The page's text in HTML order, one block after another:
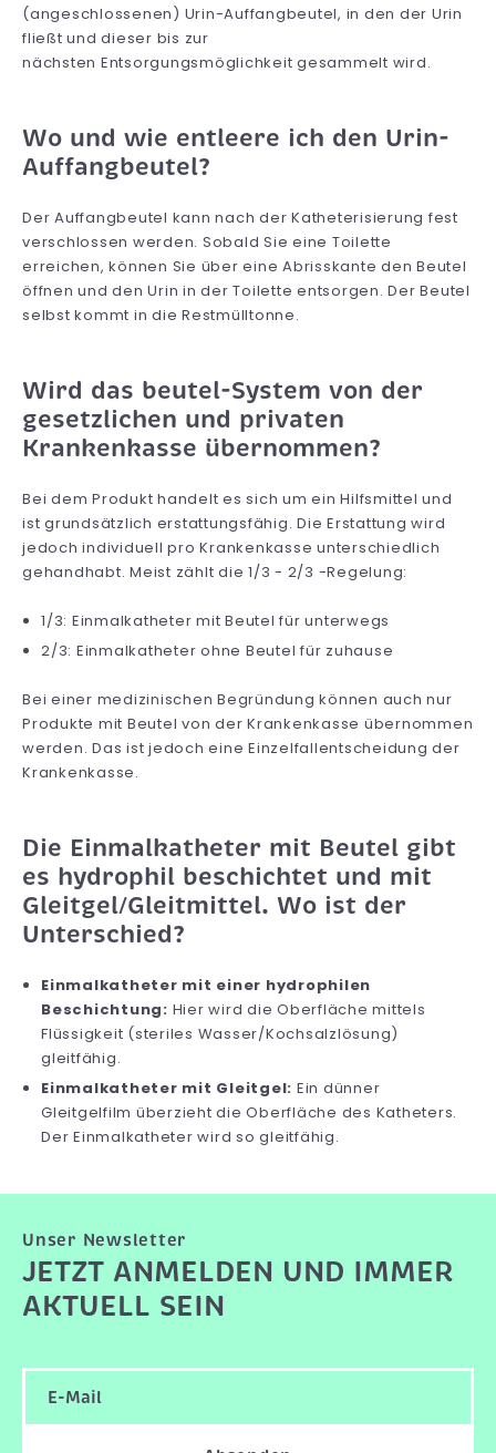
(angeschlossenen) Urin-Auffangbeutel, in den der Urin
fließt und dieser bis zur
nächsten Entsorgungsmöglichkeit gesammelt wird.
Wo und wie entleere ich den Urin-
Auffangbeutel?
Der Auffangbeutel kann nach der Katheterisierung fest
verschlossen werden. Sobald Sie eine Toilette
erreichen, können Sie über eine Abrisskante den Beutel
öffnen und den Urin in der Toilette entsorgen. Der Beutel
selbst kommt in die Restmülltonne.
Wird das beutel-System von der
gesetzlichen und privaten
Krankenkasse übernommen?
Bei dem Produkt handelt es sich um ein Hilfsmittel und
ist grundsätzlich erstattungsfähig. Die Erstattung wird
jedoch individuell pro Krankenkasse unterschiedlich
gehandhabt. Meist zählt die 1/3 - 2/3 -Regelung:
1/3: Einmalkatheter mit Beutel für unterwegs
2/3: Einmalkatheter ohne Beutel für zuhause
Bei einer medizinischen Begründung können auch nur
Produkte mit Beutel von der Krankenkasse übernommen
werden. Das ist jedoch eine Einzelfallentscheidung der
Krankenkasse.
Die Einmalkatheter mit Beutel gibt
es hydrophil beschichtet und mit
Gleitgel/Gleitmittel. Wo ist der
Unterschied?
Einmalkatheter mit einer hydrophilen
Beschichtung: Hier wird die Oberfläche mittels
Flüssigkeit (steriles Wasser/Kochsalzlösung)
gleitfähig.
Einmalkatheter mit Gleitgel: Ein dünner
Gleitgelfilm überzieht die Oberfläche des Katheters.
Der Einmalkatheter wird so gleitfähig.
Unser Newsletter
JETZT ANMELDEN UND IMMER
AKTUELL SEIN